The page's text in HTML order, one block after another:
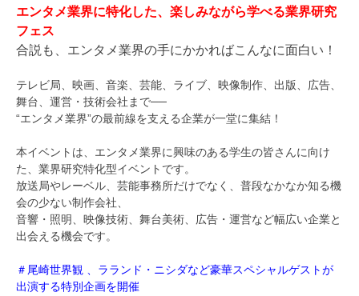
エンタメ業界に特化した、楽しみながら学べる業界研究
フェス
合説も、エンタメ業界の手にかかればこんなに面白い！
テレビ局、映画、音楽、芸能、ライブ、映像制作、出版、広告、
舞台、運営・技術会社まで──
“エンタメ業界”の最前線を支える企業が一堂に集結！
本イベントは、エンタメ業界に興味のある学生の皆さんに向け
た、業界研究特化型イベントです。
放送局やレーベル、芸能事務所だけでなく、普段なかなか知る機
会の少ない制作会社、
音響・照明、映像技術、舞台美術、広告・運営など幅広い企業と
出会える機会です。
＃尾崎世界観 、ラランド・ニシダなど豪華スペシャルゲストが
出演する特別企画を開催